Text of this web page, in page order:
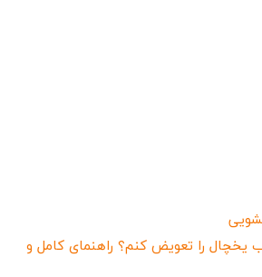
یخچال را تعویض کنم؟ راهنمای کامل و